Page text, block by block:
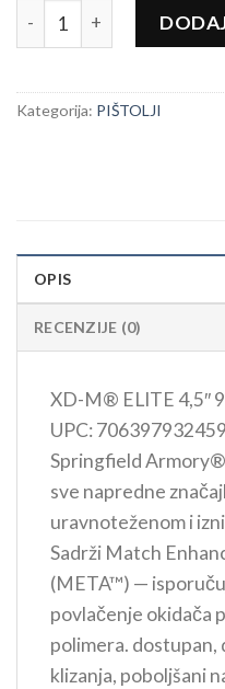
PIŠTOLJ
Kategorija: PIŠTOLJI
OPIS
RECENZIJE (0)
XD-M® ELITE 4,5″
UPC: 706397932459
Springfield
sve napredne
uravnoteženom i
Sadrži Match
(META™) —
povlačenje okidača
polimera.
klizanja, poboljšani